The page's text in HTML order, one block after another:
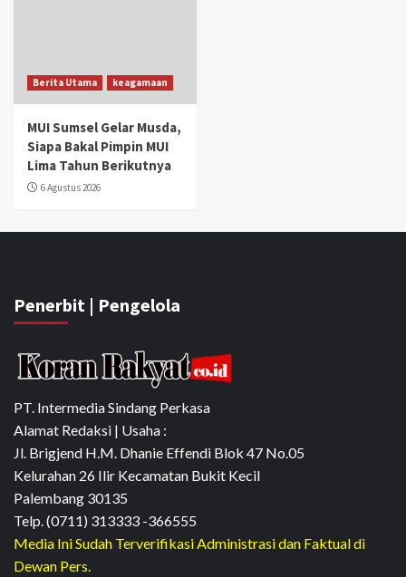
Berita Utama keagamaan
MUI Sumsel Gelar Musda,
Siapa Bakal Pimpin MUI
Lima Tahun Berikutnya
6 Agustus 2026
Penerbit | Pengelola
PT. Intermedia Sindang Perkasa
Alamat Redaksi | Usaha :
Jl. Brigjend H.M. Dhanie Effendi Blok 47 No.05
Kelurahan 26 Ilir Kecamatan Bukit Kecil
Palembang 30135
Telp. (0711) 313333 -366555
Media Ini Sudah Terverifikasi Administrasi dan Faktual di
Dewan Pers.